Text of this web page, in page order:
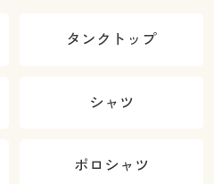
タンクトップ
シャツ
ポロシャツ